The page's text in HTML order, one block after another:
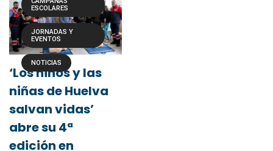
ESCOLARES
JORNADAS Y
EVENTOS
NOTICIAS
‘Los niños y las
niñas de Huelva
salvan vidas’
abre su 4ª
edición en